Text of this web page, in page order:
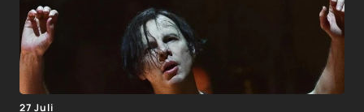
27 Juli